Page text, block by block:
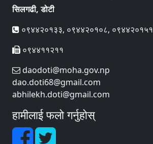
सिलगढी, डोटी
०९४४२०१३३, ०९४४२०१०८, ०९४४२०१५१
०९४४११२११
daodoti@moha.gov.np
dao.doti68@gmail.com
abhilekh.doti@gmail.com
हामीलाई फलो गर्नुहोस्